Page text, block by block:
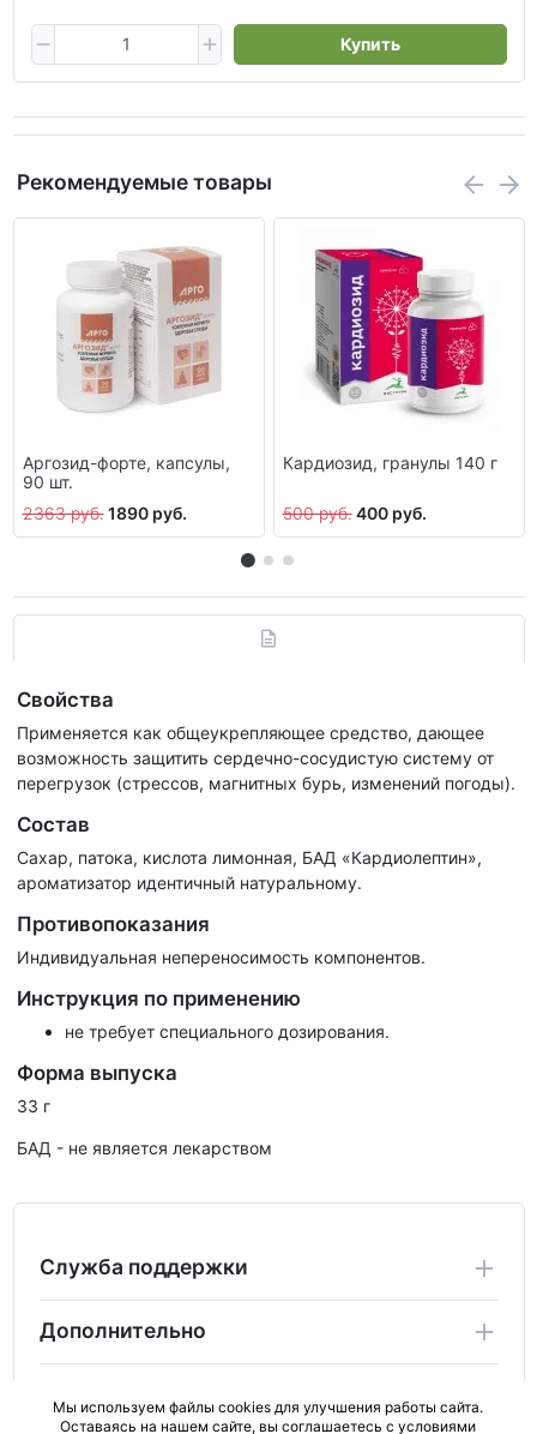
Купить
Рекомендуемые товары
Аргозид-форте, капсулы,
90 шт.
2363 руб. 1890 руб.
Кардиозид, гранулы 140 г
500 руб. 400 руб.
Свойства
Применяется как общеукрепляющее средство, дающее
возможность защитить сердечно-сосудистую систему от
перегрузок (стрессов, магнитных бурь, изменений погоды).
Состав
Сахар, патока, кислота лимонная, БАД «Кардиолептин»,
ароматизатор идентичный натуральному.
Противопоказания
Индивидуальная непереносимость компонентов.
Инструкция по применению
не требует специального дозирования.
Форма выпуска
33 г
БАД - не является лекарством
Служба поддержки
Дополнительно
Мы используем файлы cookies для улучшения работы сайта.
Оставаясь на нашем сайте, вы соглашаетесь с условиями